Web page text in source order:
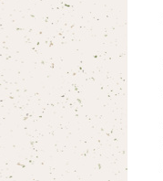
ユニオン